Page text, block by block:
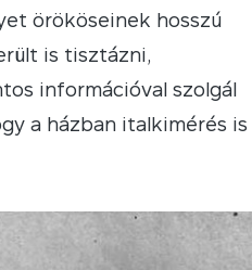
örököseinek hosszú
is tisztázni,
információval szolgál
a házban italkimérés is